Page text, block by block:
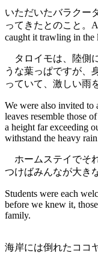
いただいたバラクー
ってきたとのこと。A
caught it trawling in the
タロイモは、陸側
うな葉っぱですが、
っていて、激しい雨
We were also invited to
leaves resemble those
a height far exceeding
withstand the heavy
ホームステイでそ
つけばみんなが大き
Students were each
before we knew it,
family.
海岸には倒れたココ